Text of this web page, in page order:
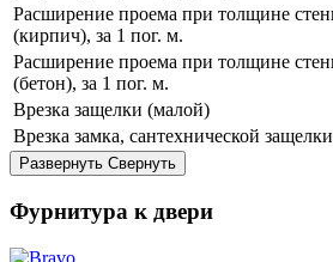
Расширение проема при толщине
(кирпич), за 1 пог. м.
Расширение проема при толщине
(бетон), за 1 пог. м.
Врезка защелки (малой)
Врезка замка, сантехнической защелки
Развернуть Свернуть
Фурнитура к двери